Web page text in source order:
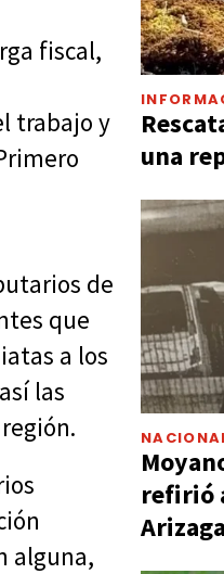
fiscal,
trabajo y
de
que
a los
las
alguna,
una
refirió
Arizaga